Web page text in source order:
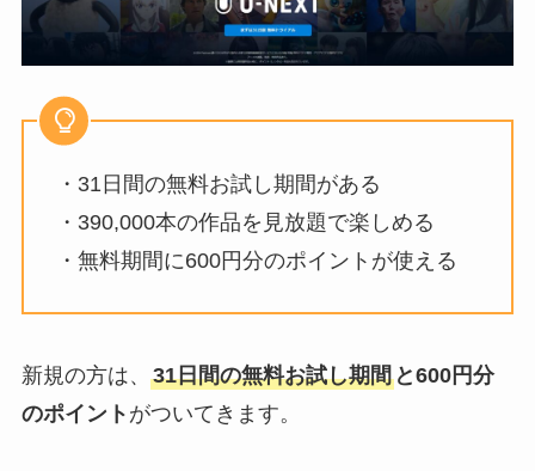
・31日間の無料お試し期間がある
・390,000本の作品を見放題で楽しめる
・無料期間に600円分のポイントが使える
新規の方は、 31日間の無料お試し期間と600円分
のポイント がついてきます。